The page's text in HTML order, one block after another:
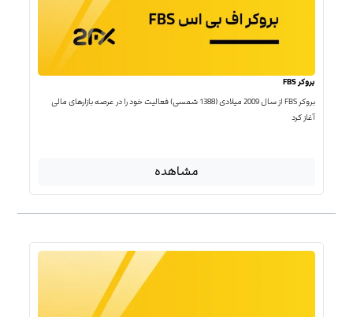
بروکر FBS
بروکر FBS از سال 2009 میلادی (1388 شمسی) فعالیت خود را در عرصه بازارهای مالی
آغاز کرد
مشاهده